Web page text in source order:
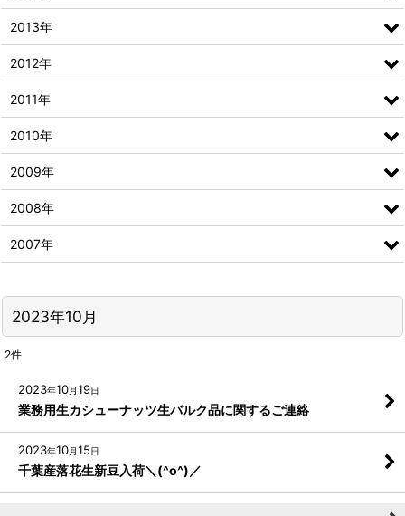
2023年10月
2件
2023年10月19日
業務用生カシューナッツ生バルク品に関するご連絡
2023年10月15日
千葉産落花生新豆入荷＼(^o^)／
2013年
2012年
2011年
2010年
2009年
2008年
2007年